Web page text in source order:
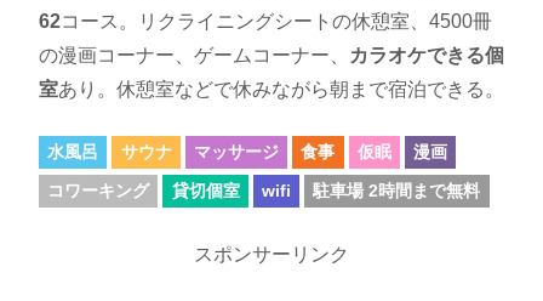
62コース。リクライニングシートの休憩室、4500冊
の漫画コーナー、ゲームコーナー、
カラオケできる個
室あり。休憩室などで休みながら朝まで宿泊できる。
水風呂 サウナ マッサージ 食事 仮眠 漫画
コワーキング 貸切個室 wifi 駐車場 2時間まで無料
スポンサーリンク